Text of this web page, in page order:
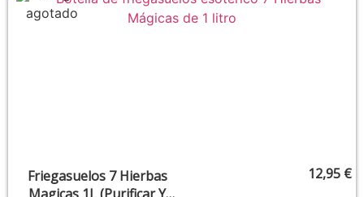
Friegasuelos 7 Hierbas
12,95 €